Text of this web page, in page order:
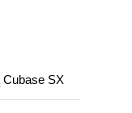
SX